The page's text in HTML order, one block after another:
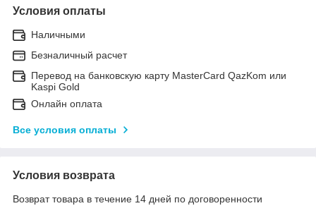
Условия оплаты
Наличными
Безналичный расчет
Перевод на банковскую карту MasterCard QazKom или
Kaspi Gold
Онлайн оплата
Все условия оплаты
Условия возврата
Возврат товара в течение 14 дней по договоренности